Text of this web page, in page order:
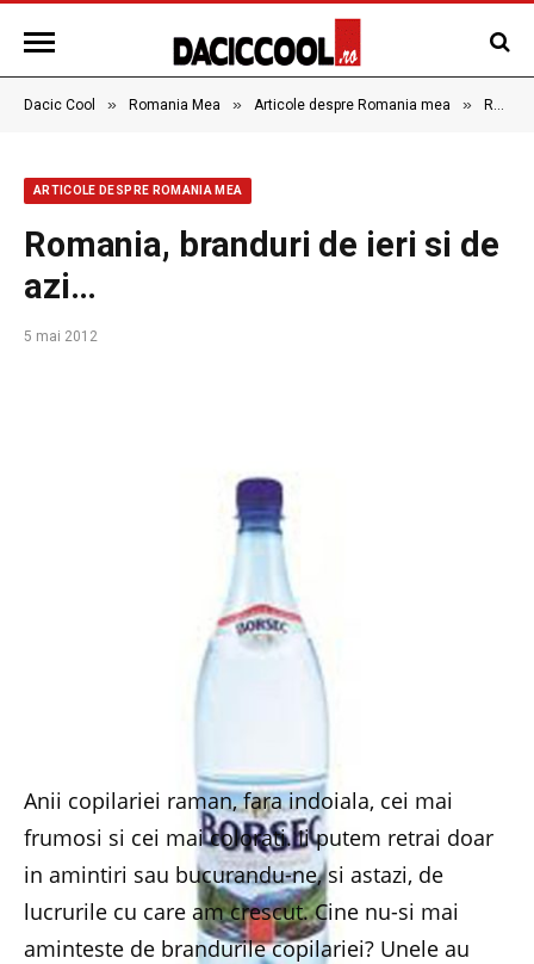
Dacic Cool » Romania Mea » Articole despre Romania mea » Romania, branduri de ieri si de azi…
ARTICOLE DESPRE ROMANIA MEA
Romania, branduri de ieri si de
azi…
5 mai 2012
Anii copilariei raman, fara indoiala, cei mai
frumosi si cei mai colorati. Ii putem retrai doar
in amintiri sau bucurandu-ne, si astazi, de
lucrurile cu care am crescut. Cine nu-si mai
aminteste de brandurile copilariei? Unele au